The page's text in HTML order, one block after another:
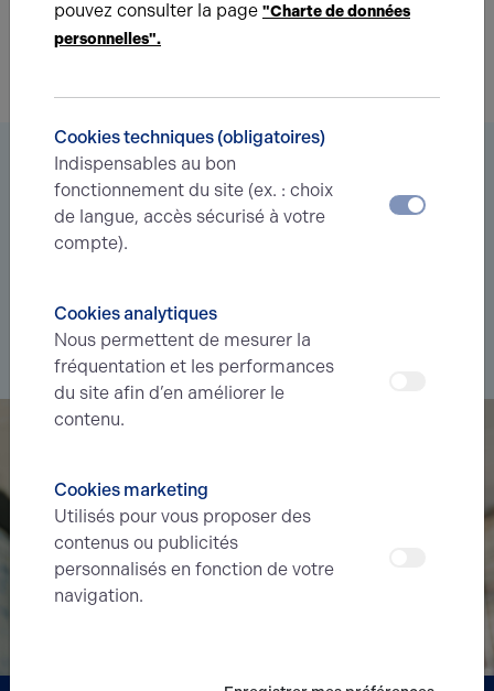
Vous êtes à la recherche d’un bien
immobilier ?
Déléguez votre projet
Je souhaite déléguer ma recherche
pouvez consulter la page "Charte de données
personnelles".
Cookies techniques (obligatoires)
Indispensables au bon
fonctionnement du site (ex. : choix
de langue, accès sécurisé à votre
compte).
Cookies analytiques
Nous permettent de mesurer la
fréquentation et les performances
du site afin d’en améliorer le
contenu.
Cookies marketing
Utilisés pour vous proposer des
contenus ou publicités
personnalisés en fonction de votre
navigation.